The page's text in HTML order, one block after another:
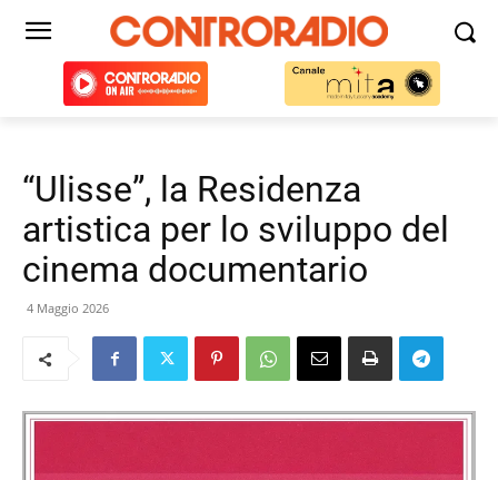
“Ulisse”, la Residenza
artistica per lo sviluppo del
cinema documentario
4 Maggio 2026